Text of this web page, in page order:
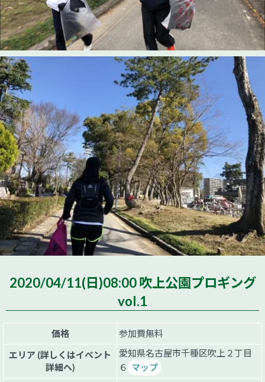
2020/04/11(日)08:00 吹上公園プロギング
vol.1
価格
参加費無料
エリア (詳しくはイベント
詳細へ)
愛知県名古屋市千種区吹上２丁目
６
マップ